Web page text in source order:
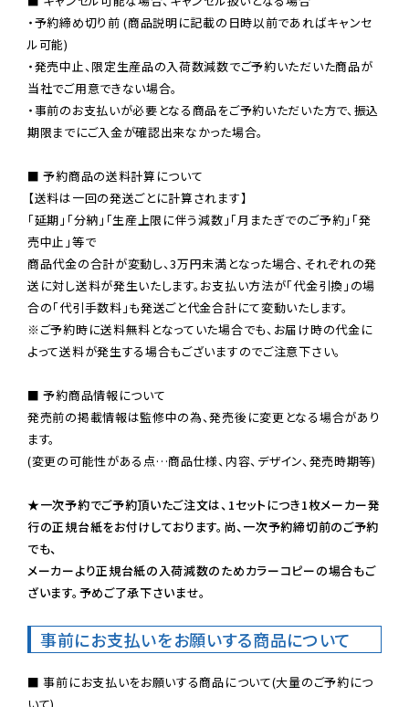
・予約締め切り前 (商品説明に記載の日時以前であればキャンセ
ル可能)
・発売中止、限定生産品の入荷数減数でご予約いただいた商品が
当社でご用意できない場合。
・事前のお支払いが必要となる商品をご予約いただいた方で、振込
期限までにご入金が確認出来なかった場合。
■ 予約商品の送料計算について
【送料は一回の発送ごとに計算されます】
「延期」「分納」「生産上限に伴う減数」「月またぎでのご予約」「発
売中止」等で
商品代金の合計が変動し、3万円未満となった場合、それぞれの発
送に対し送料が発生いたします。お支払い方法が「代金引換」の場
※ご予約時に送料無料となっていた場合でも、お届け時の代金に
よって送料が発生する場合もございますのでご注意下さい。
■ 予約商品情報について
発売前の掲載情報は監修中の為、発売後に変更となる場合があり
ます。
(変更の可能性がある点…商品仕様、内容、デザイン、発売時期等)
★一次予約でご予約頂いたご注文は、1セットにつき1枚メーカー発
行の正規台紙をお付けしております。尚、一次予約締切前のご予約
でも、
メーカーより正規台紙の入荷減数のためカラーコピーの場合もご
ざいます。予めご了承下さいませ。
事前にお支払いをお願いする商品について
■ 事前にお支払いをお願いする商品について(大量のご予約につ